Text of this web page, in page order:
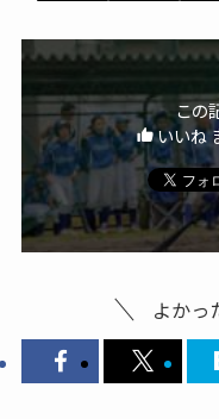
この
いいね
よかっ